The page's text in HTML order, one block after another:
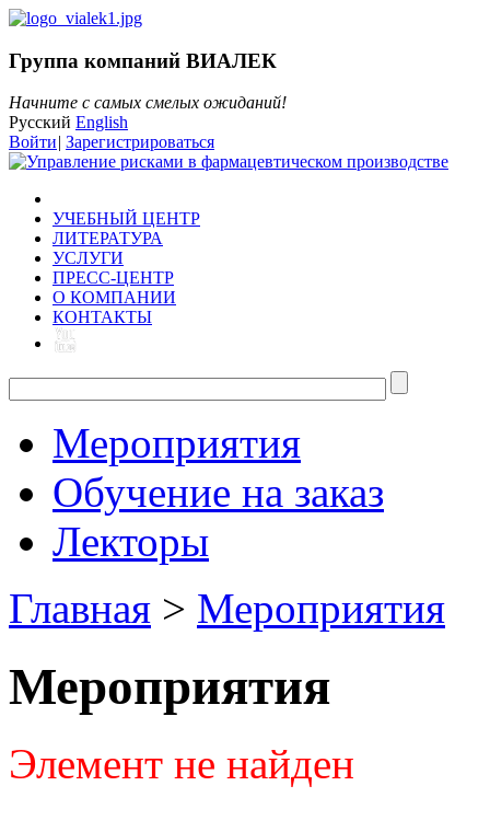
Группа компаний ВИАЛЕК
Начните с самых смелых ожиданий!
Русский English
Войти| Зарегистрироваться
УЧЕБНЫЙ ЦЕНТР
ЛИТЕРАТУРА
УСЛУГИ
ПРЕСС-ЦЕНТР
О КОМПАНИИ
КОНТАКТЫ
Мероприятия
Обучение на заказ
Лекторы
Главная > Мероприятия
Мероприятия
Элемент не найден